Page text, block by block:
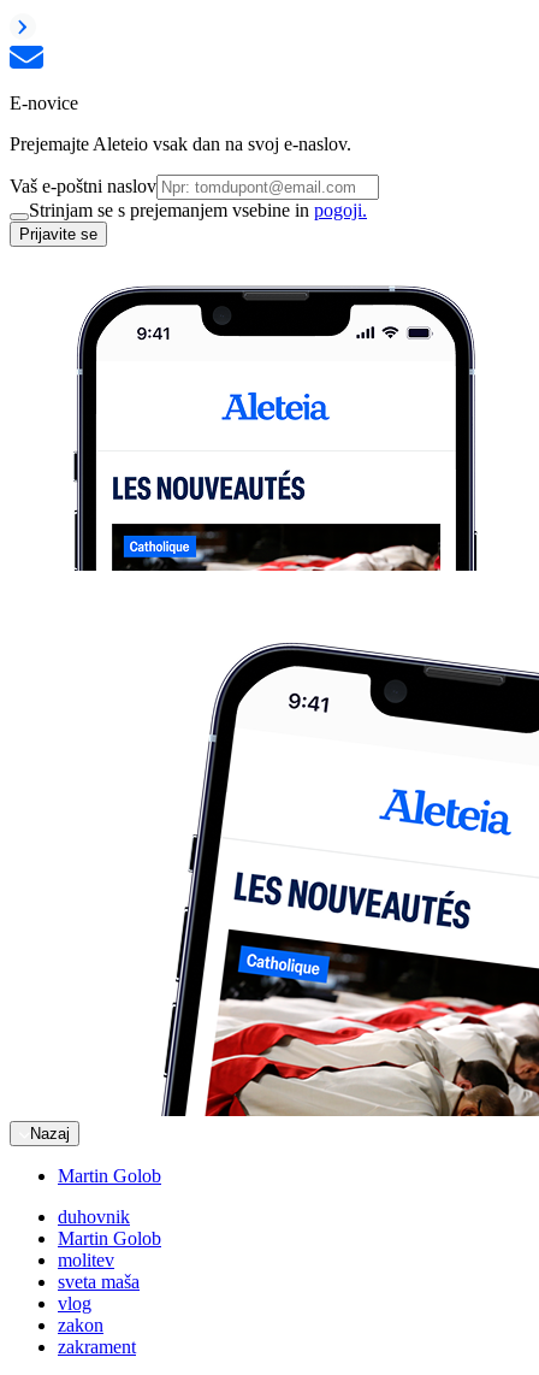
E-novice
Prejemajte Aleteio vsak dan na svoj e-naslov.
Vaš e-poštni naslov
Strinjam se s prejemanjem vsebine in pogoji.
Prijavite se
Nazaj
Martin Golob
duhovnik
Martin Golob
molitev
sveta maša
vlog
zakon
zakrament